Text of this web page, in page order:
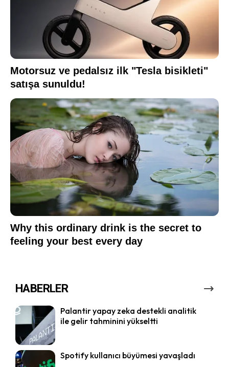
HABERLER
Palantir yapay zeka destekli analitik
ile gelir tahminini yükseltti
Spotify kullanıcı büyümesi yavaşladı